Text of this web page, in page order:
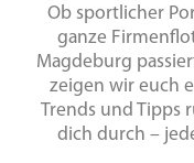
Ob sportlicher
ganze
Magdeburg
zeigen wir euch
Trends und Tipps
dich durch –